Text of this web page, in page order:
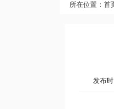
所在位置： 首
发布